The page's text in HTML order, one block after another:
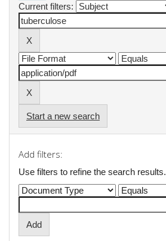
Current filters:
Start a new search
Add filters:
Use filters to refine the search results.